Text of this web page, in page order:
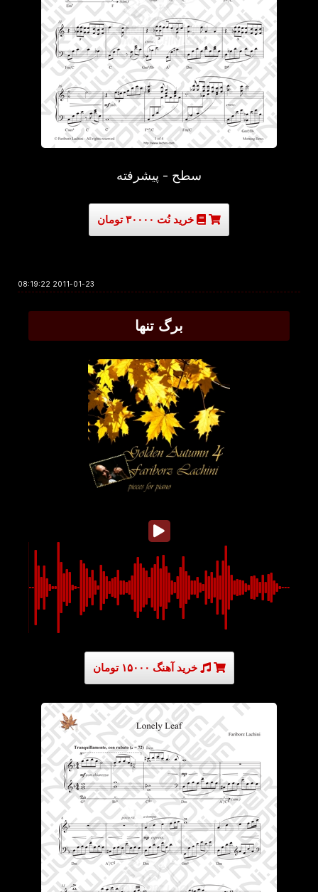
سطح - پیشرفته
خرید نُت ۳۰۰۰۰ تومان
2011-01-23 08:19:22
برگ تنها
خرید آهنگ ۱۵۰۰۰ تومان